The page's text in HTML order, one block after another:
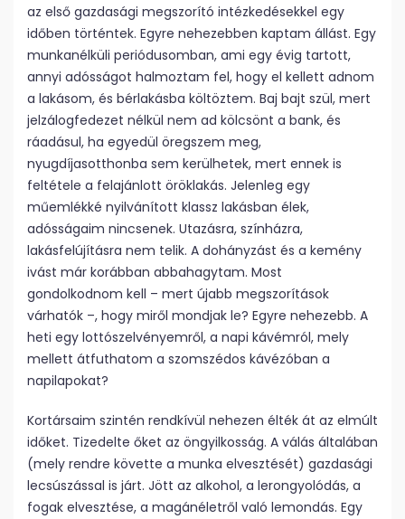
az első gazdasági megszorító intézkedésekkel egy
időben történtek. Egyre nehezebben kaptam állást. Egy
munkanélküli periódusomban, ami egy évig tartott,
annyi adósságot halmoztam fel, hogy el kellett adnom
a lakásom, és bérlakásba költöztem. Baj bajt szül, mert
jelzálogfedezet nélkül nem ad kölcsönt a bank, és
ráadásul, ha egyedül öregszem meg,
nyugdíjasotthonba sem kerülhetek, mert ennek is
feltétele a felajánlott öröklakás. Jelenleg egy
műemlékké nyilvánított klassz lakásban élek,
adósságaim nincsenek. Utazásra, színházra,
lakásfelújításra nem telik. A dohányzást és a kemény
ivást már korábban abbahagytam. Most
gondolkodnom kell – mert újabb megszorítások
várhatók –, hogy miről mondjak le? Egyre nehezebb. A
heti egy lottószelvényemről, a napi kávémról, mely
mellett átfuthatom a szomszédos kávézóban a
napilapokat?
Kortársaim szintén rendkívül nehezen élték át az elmúlt
időket. Tizedelte őket az öngyilkosság. A válás általában
(mely rendre követte a munka elvesztését) gazdasági
lecsúszással is járt. Jött az alkohol, a lerongyolódás, a
fogak elvesztése, a magánéletről való lemondás. Egy